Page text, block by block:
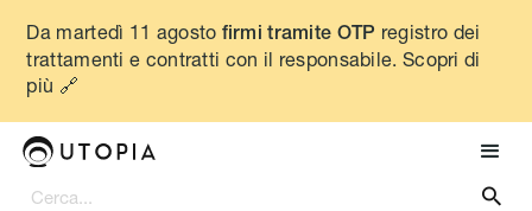
Da martedì 11 agosto firmi tramite OTP registro dei
trattamenti e contratti con il responsabile. Scopri di
più 🔗
